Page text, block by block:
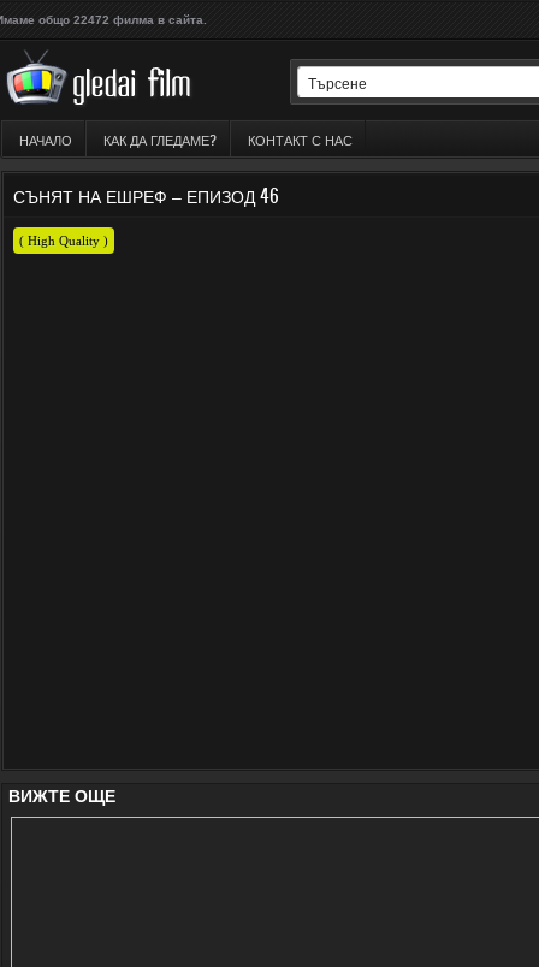
общо 22472 филма в сайта.
НАЧАЛО КАК ДА ГЛЕДАМЕ? КОНТАКТ С НАС
СЪНЯТ НА ЕШРЕФ – ЕПИЗОД 46
( High Quality )